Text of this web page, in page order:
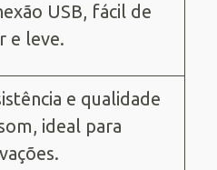
USB, fácil de
e leve.
e qualidade
ideal para